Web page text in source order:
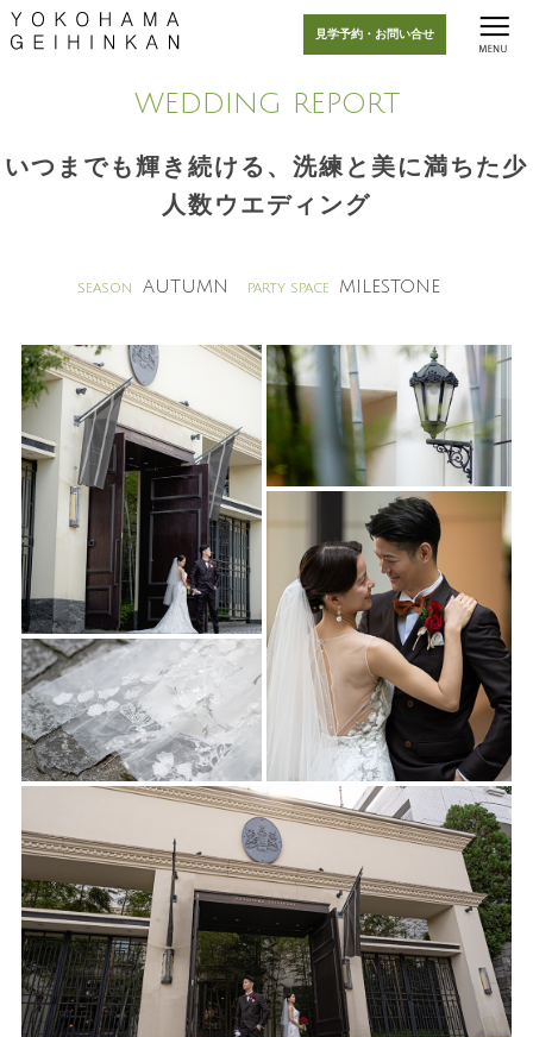
見学予約・お問い合せ
WEDDING REPORT
いつまでも輝き続ける、洗練と美に満ちた少
人数ウエディング
AUTUMN MILESTONE